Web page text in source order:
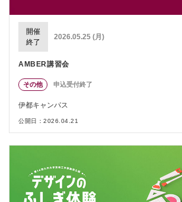
開催
終了
2026.05.25 (月)
AMBER講習会
その他 申込受付終了
伊都キャンパス
公開日：2026.04.21